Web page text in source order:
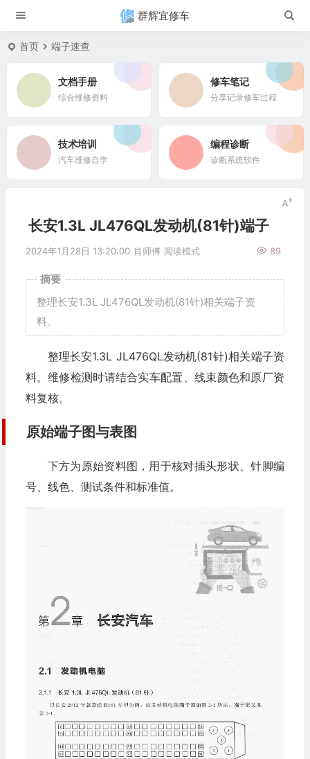
群辉宜修车
首页 端子速查
文档手册
综合维修资料
修车笔记
分享记录修车过程
技术培训
汽车维修自学
编程诊断
诊断系统软件
长安1.3L JL476QL发动机(81针)端子
2024年1月28日 13:20:00 肖师傅 89
阅读模式
摘要
整理长安1.3L JL476QL发动机(81针)相关端子资
料。
整理长安1.3L JL476QL发动机(81针)相关端子资
料。维修检测时请结合实车配置、线束颜色和原厂资
料复核。
原始端子图与表图
下方为原始资料图，用于核对插头形状、针脚编
号、线色、测试条件和标准值。